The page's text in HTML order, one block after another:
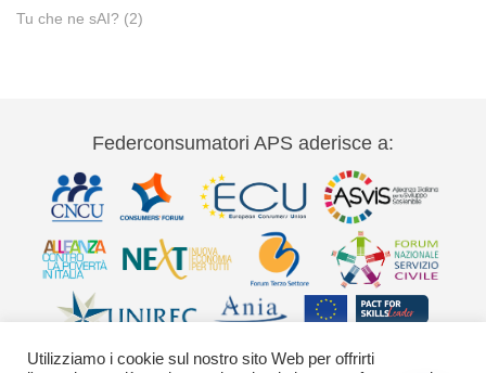
Tu che ne sAI? (2)
Federconsumatori APS aderisce a:
Utilizziamo i cookie sul nostro sito Web per offrirti